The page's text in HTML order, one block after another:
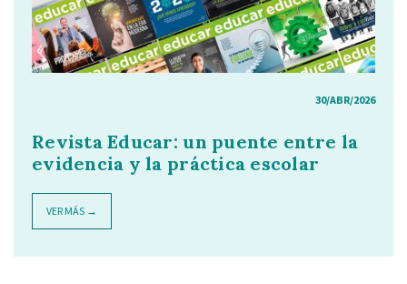
30/ABR/2026
Revista Educar: un puente entre la
evidencia y la práctica escolar
VER MÁS →